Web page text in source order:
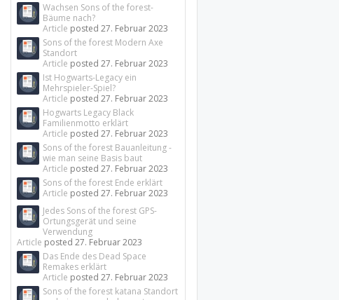
Wachsen Sons of the forest-
Bäume nach?
Article posted27. Februar 2023
Sons of the forest Modern Axe
Standort
Article posted27. Februar 2023
Ist Hogwarts-Legacy ein
Mehrspieler-Spiel?
Article posted27. Februar 2023
Hogwarts Legacy Black
Familienmotto erklärt
Article posted27. Februar 2023
Sons of the forest Bauanleitung -
wie man seine Basis baut
Article posted27. Februar 2023
Sons of the forest Ende erklärt
Article posted27. Februar 2023
Jedes Sons of the forest GPS-
Ortungsgerät und seine
Verwendung
Article posted27. Februar 2023
Das Ende des Dead Space
Remakes erklärt
Article posted27. Februar 2023
Sons of the forest katana Standort